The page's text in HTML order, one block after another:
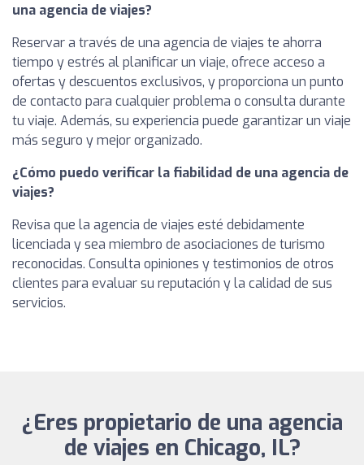
una agencia de viajes?
Reservar a través de una agencia de viajes te ahorra
tiempo y estrés al planificar un viaje, ofrece acceso a
ofertas y descuentos exclusivos, y proporciona un punto
de contacto para cualquier problema o consulta durante
tu viaje. Además, su experiencia puede garantizar un viaje
más seguro y mejor organizado.
¿Cómo puedo verificar la fiabilidad de una agencia de
viajes?
Revisa que la agencia de viajes esté debidamente
licenciada y sea miembro de asociaciones de turismo
reconocidas. Consulta opiniones y testimonios de otros
clientes para evaluar su reputación y la calidad de sus
servicios.
¿Eres propietario de una agencia
de viajes en Chicago, IL?